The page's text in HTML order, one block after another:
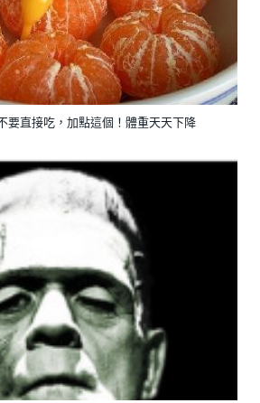
要直接吃，加點這個！體重天天下降